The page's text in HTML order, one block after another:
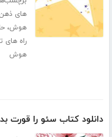
های
هوش،
راه های
هوش
دانلود کتاب سئو را قورت